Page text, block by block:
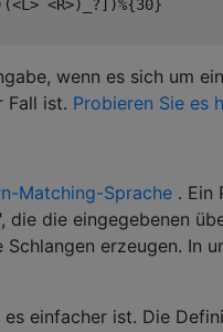
<R>)_?])%{30}
wenn es sich um
Fall ist. Probieren Sie es
Matching-Sprache . Ein
die die eingegebenen
Schlangen erzeugen. In
es einfacher ist. Die